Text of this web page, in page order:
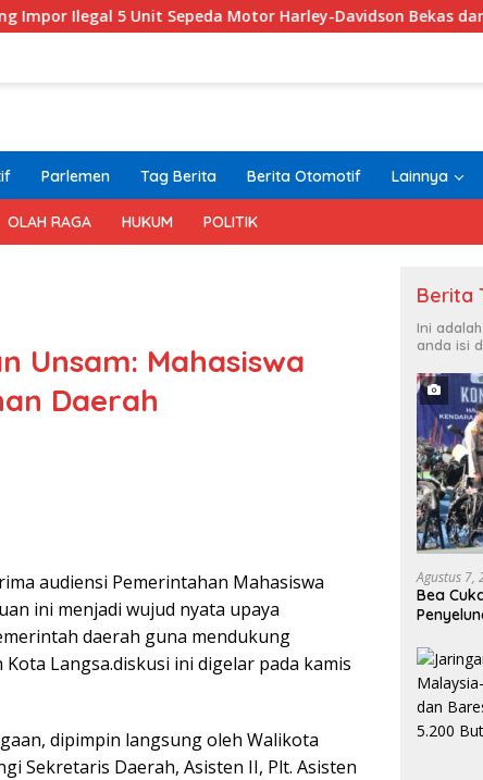
Motor Harley-Davidson Bekas dan 20 Unit Frame
Parlemen Tag Berita Berita Otomotif Lainnya
OLAH RAGA HUKUM POLITIK
Unsam: Mahasiswa
Daerah
audiensi Pemerintahan Mahasiswa
ini menjadi wujud nyata upaya
daerah guna mendukung
Langsa.diskusi ini digelar pada kamis
dipimpin langsung oleh Walikota
Sekretaris Daerah, Asisten II, Plt. Asisten
Berita
Ini
anda isi
Agustus 7,
Bea
20 Unit